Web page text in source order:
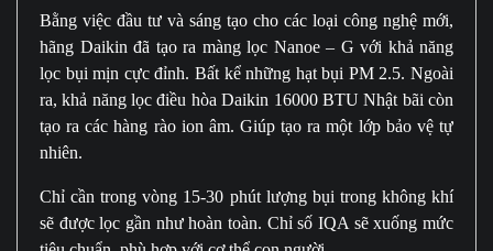
Bằng việc đầu tư và sáng tạo cho các loại công nghệ mới,
hãng Daikin đã tạo ra màng lọc Nanoe – G với khả năng
lọc bụi mịn cực đỉnh. Bất kể những hạt bụi PM 2.5. Ngoài
ra, khả năng lọc điều hòa Daikin 16000 BTU Nhật bãi còn
tạo ra các hàng rào ion âm. Giúp tạo ra một lớp bảo vệ tự
nhiên.
Chỉ cần trong vòng 15-30 phút lượng bụi trong không khí
sẽ được lọc gần như hoàn toàn. Chỉ số IQA sẽ xuống mức